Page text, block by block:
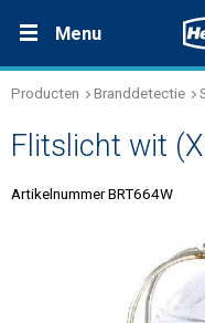
Menu
Oplossingen
Service & Onderhoud
Producten Branddetectie
Flitslicht wit
Artikelnummer BRT664W